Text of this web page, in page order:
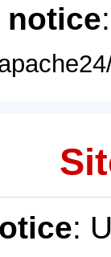
notice
: